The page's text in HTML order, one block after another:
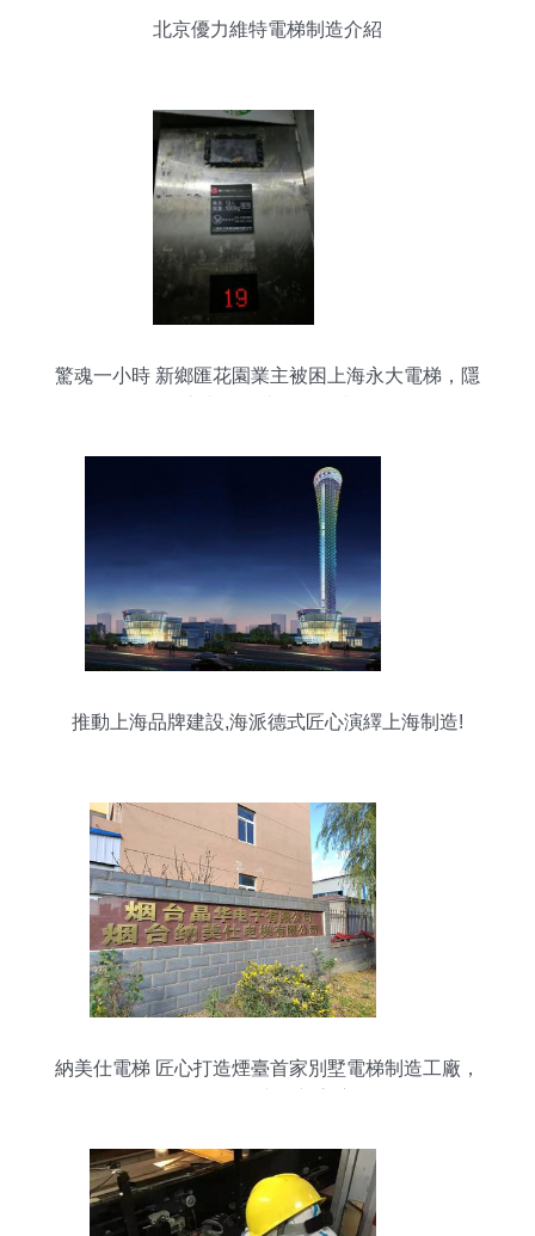
北京優力維特電梯制造介紹
驚魂一小時 新鄉匯花園業主被困上海永大電梯，隱
推動上海品牌建設,海派德式匠心演繹上海制造!
納美仕電梯 匠心打造煙臺首家別墅電梯制造工廠，